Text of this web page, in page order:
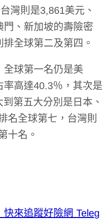
灣則是3,861美元、
、新加坡的壽險密
全球第二及第四。
全球第一名仍是美
率高達40.3％，其次是
第五大分別是日本、
名全球第七，台灣則
十名。
來追蹤好險網 Teleg